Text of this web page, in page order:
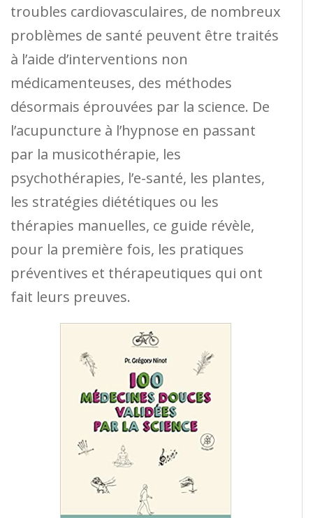
troubles cardiovasculaires, de nombreux
problèmes de santé peuvent être traités
à l’aide d’interventions non
médicamenteuses, des méthodes
désormais éprouvées par la science. De
l’acupuncture à l’hypnose en passant
par la musicothérapie, les
psychothérapies, l’e-santé, les plantes,
les stratégies diététiques ou les
thérapies manuelles, ce guide révèle,
pour la première fois, les pratiques
préventives et thérapeutiques qui ont
fait leurs preuves.